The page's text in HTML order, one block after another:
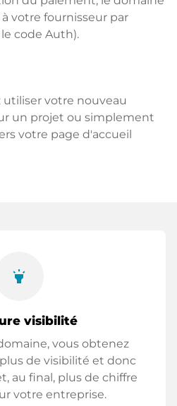
votre fournisseur par
code Auth).
utiliser votre nouveau
un projet ou simplement
votre page d'accueil
highlight
visibilité
vous obtenez
de visibilité et donc
au final, plus de chiffre
votre entreprise.